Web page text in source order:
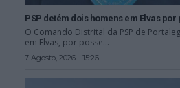
PSP detém dois homens em Elvas
O Comando Distrital da PSP de
em Elvas, por posse...
7 Agosto, 2026 - 15:26